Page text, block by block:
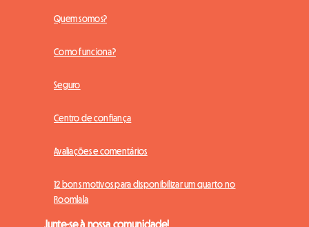
Quem somos?
Como funciona?
Seguro
Centro de confiança
Avaliações e comentários
12 bons motivos para disponibilizar um quarto no
Roomlala
Junte-se à nossa comunidade!